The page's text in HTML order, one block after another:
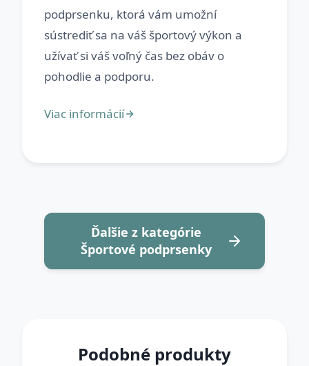
podprsenku, ktorá vám umožní
sústrediť sa na váš športový výkon a
užívať si váš voľný čas bez obáv o
Ďalšie z kategórie
Športové podprsenky
Podobné produkty